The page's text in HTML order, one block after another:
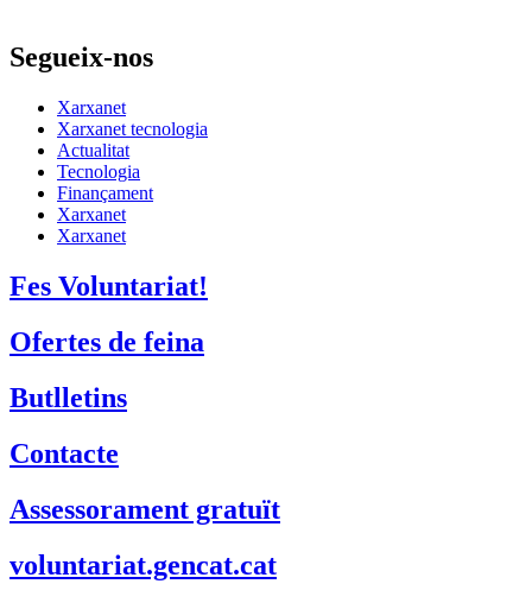
Segueix-nos
Xarxanet
Xarxanet tecnologia
Actualitat
Tecnologia
Finançament
Xarxanet
Xarxanet
Fes Voluntariat!
Ofertes de feina
Butlletins
Contacte
Assessorament gratuït
voluntariat.gencat.cat